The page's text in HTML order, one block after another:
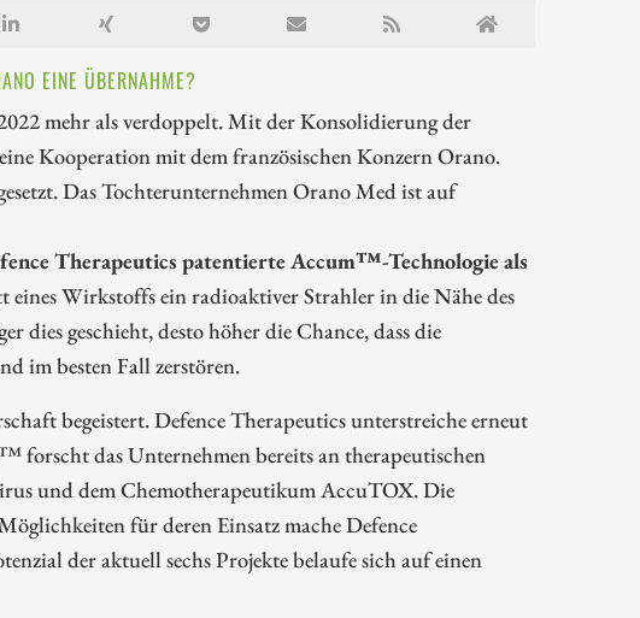
EINE ÜBERNAHME?
mehr als verdoppelt. Mit der Konsolidierung der
Kooperation mit dem französischen Konzern Orano.
Das Tochterunternehmen Orano Med ist auf
Therapeutics patentierte Accum™-Technologie als
eines Wirkstoffs ein radioaktiver Strahler in die Nähe des
dies geschieht, desto höher die Chance, dass die
im besten Fall zerstören.
begeistert. Defence Therapeutics unterstreiche erneut
forscht das Unternehmen bereits an therapeutischen
und dem Chemotherapeutikum AccuTOX. Die
für deren Einsatz mache Defence
der aktuell sechs Projekte belaufe sich auf einen